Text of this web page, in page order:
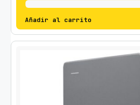
Añadir al carrito